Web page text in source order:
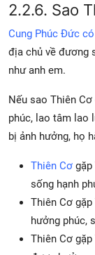
2.2.6. Sao
Cung Phúc Đức
địa chủ về đương
như anh em.
Nếu sao Thiên
phúc, lao tâm lao
bị ảnh hưởng, họ
Thiên Cơ
sống hạnh
Thiên Cơ
hưởng phúc,
Thiên Cơ